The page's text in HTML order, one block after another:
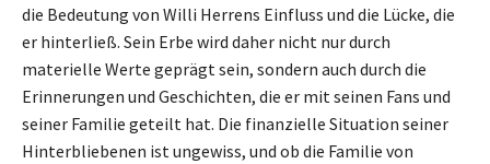
die Bedeutung von Willi Herrens Einfluss und die Lücke, die
er hinterließ. Sein Erbe wird daher nicht nur durch
materielle Werte geprägt sein, sondern auch durch die
Erinnerungen und Geschichten, die er mit seinen Fans und
seiner Familie geteilt hat. Die finanzielle Situation seiner
Hinterbliebenen ist ungewiss, und ob die Familie von